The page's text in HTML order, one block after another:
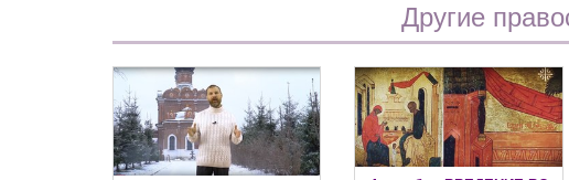
Другие